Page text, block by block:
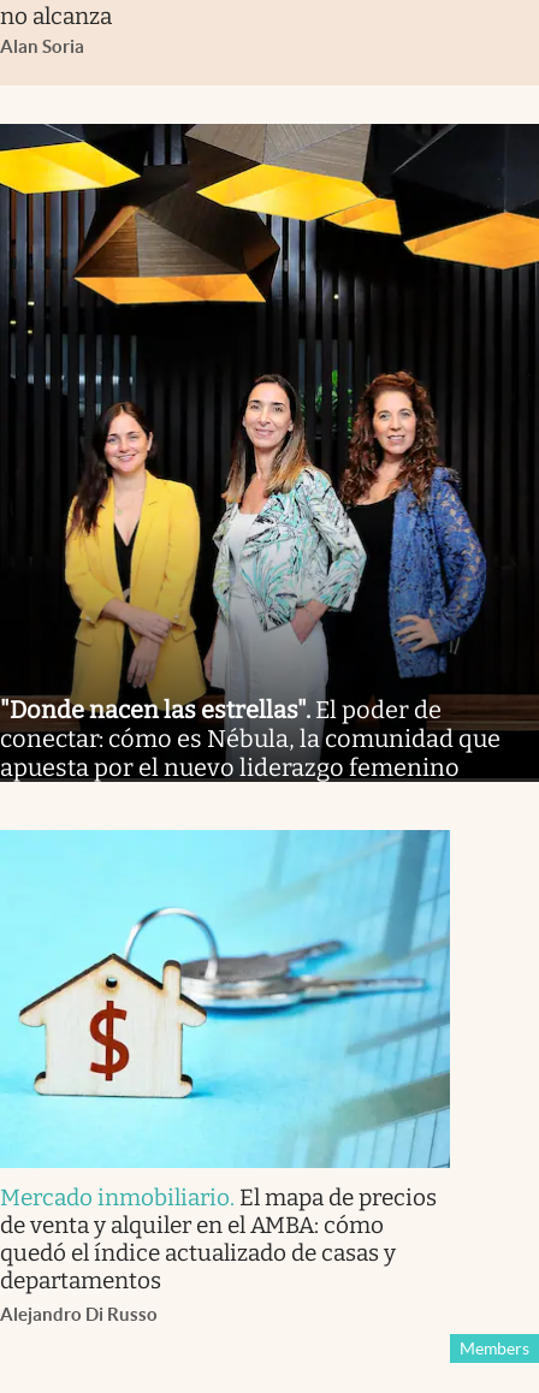
no alcanza
Alan Soria
"Donde nacen las estrellas". El poder de
conectar: cómo es Nébula, la comunidad que
apuesta por el nuevo liderazgo femenino
Mercado inmobiliario. El mapa de precios
de venta y alquiler en el AMBA: cómo
quedó el índice actualizado de casas y
departamentos
Alejandro Di Russo
Members